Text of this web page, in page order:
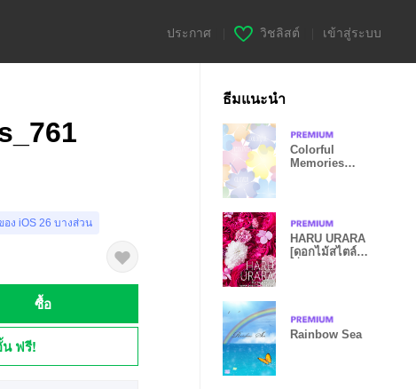
ประกาศ วิชลิสต์ เข้าสู่ระบบ
อง iOS 26 บางส่วน
ซื้อ
น ฟรี!
ธีมแนะนำ
Colorful
Memories
HARU URARA
[ดอกไม้สไตล์
Rainbow Sea